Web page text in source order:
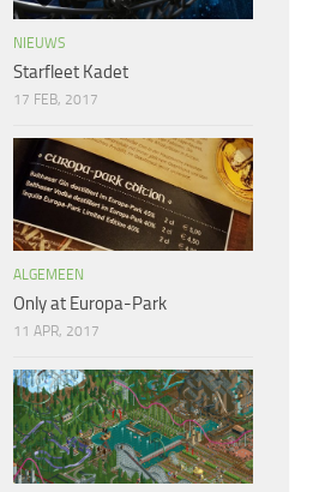
NIEUWS
Starfleet Kadet
17 FEB, 2017
ALGEMEEN
Only at Europa-Park
11 APR, 2017